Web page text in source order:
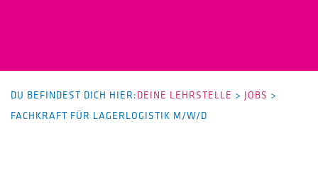
DU BEFINDEST DICH HIER:DEINE LEHRSTELLE > JOBS >
FACHKRAFT FÜR LAGERLOGISTIK M/W/D